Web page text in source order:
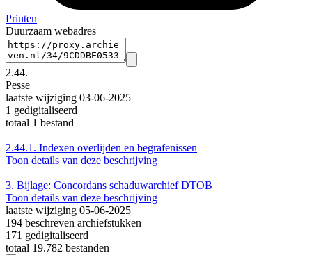
Printen
Duurzaam webadres
2.44.
Pesse
laatste wijziging 03-06-2025
1 gedigitaliseerd
totaal 1 bestand
2.44.1. Indexen overlijden en begrafenissen
Toon details van deze beschrijving
3. Bijlage: Concordans schaduwarchief DTOB
Toon details van deze beschrijving
laatste wijziging 05-06-2025
194 beschreven archiefstukken
171 gedigitaliseerd
totaal 19.782 bestanden